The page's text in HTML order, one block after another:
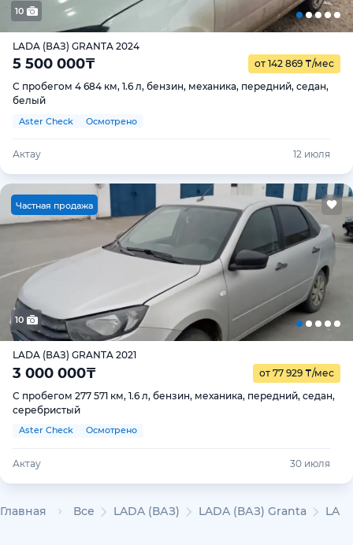
10
LADA (ВАЗ) GRANTA 2024
5 500 000₸ от 142 869 ₸/мес
С пробегом 4 684 км, 1.6 л, бензин, механика, передний, седан,
белый
Aster Check Осмотрено
Актау 12 июля
Частная продажа
10
LADA (ВАЗ) GRANTA 2021
3 000 000₸ от 77 929 ₸/мес
С пробегом 277 571 км, 1.6 л, бензин, механика, передний, седан,
серебристый
Aster Check Осмотрено
Актау 30 июля
Главная Все LADA (ВАЗ) LADA (ВАЗ) Granta